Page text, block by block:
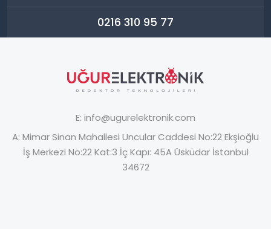
0216 310 95 77
E: info@ugurelektronik.com
A: Mimar Sinan Mahallesi Uncular Caddesi No:22 Ekşioğlu
İş Merkezi No:22 Kat:3 İç Kapı: 45A Üsküdar İstanbul
34672